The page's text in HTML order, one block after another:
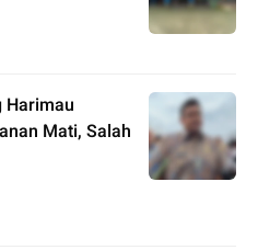
Harimau
Mati, Salah